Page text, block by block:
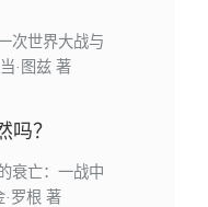
次世界大战与
·图兹 著
吗？
衰亡：一战中
·罗根 著